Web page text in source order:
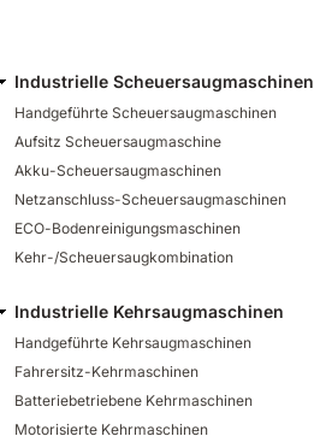
Industrielle Scheuersaugmaschinen
Handgeführte Scheuersaugmaschinen
Aufsitz Scheuersaugmaschine
Akku-Scheuersaugmaschinen
Netzanschluss-Scheuersaugmaschinen
ECO-Bodenreinigungsmaschinen
Kehr-/Scheuersaugkombination
Industrielle Kehrsaugmaschinen
Handgeführte Kehrsaugmaschinen
Fahrersitz-Kehrmaschinen
Batteriebetriebene Kehrmaschinen
Motorisierte Kehrmaschinen